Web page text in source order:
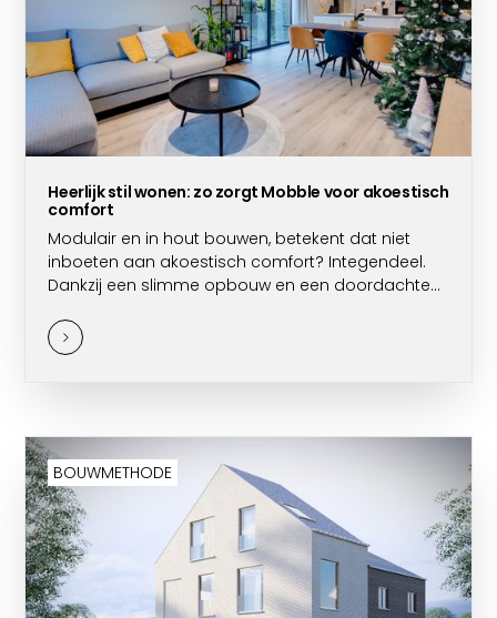
Heerlijk stil wonen: zo zorgt Mobble voor akoestisch
comfort
Modulair en in hout bouwen, betekent dat niet
inboeten aan akoestisch comfort? Integendeel.
Dankzij een slimme opbouw en een doordachte
stilte.
BOUWMETHODE